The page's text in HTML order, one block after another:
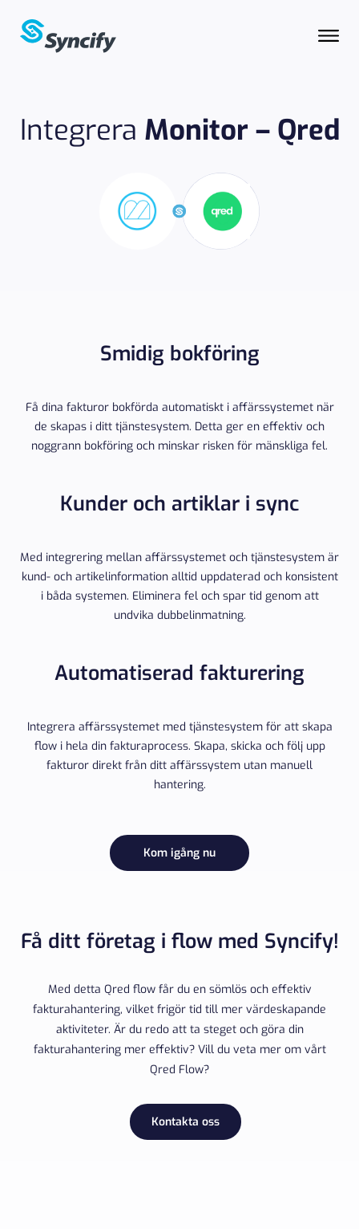
Integrera Monitor – Qred
Smidig bokföring
Få dina fakturor bokförda automatiskt i affärssystemet när
de skapas i ditt tjänstesystem. Detta ger en effektiv och
noggrann bokföring och minskar risken för mänskliga fel.
Kunder och artiklar i sync
Med integrering mellan affärssystemet och tjänstesystem är
kund- och artikelinformation alltid uppdaterad och konsistent
i båda systemen. Eliminera fel och spar tid genom att
undvika dubbelinmatning.
Automatiserad fakturering
Integrera affärssystemet med tjänstesystem för att skapa
flow i hela din fakturaprocess. Skapa, skicka och följ upp
fakturor direkt från ditt affärssystem utan manuell
hantering.
Kom igång nu
Få ditt företag i flow med Syncify!
Med detta Qred flow får du en sömlös och effektiv
fakturahantering, vilket frigör tid till mer värdeskapande
aktiviteter. Är du redo att ta steget och göra din
fakturahantering mer effektiv? Vill du veta mer om vårt
Qred Flow?
Kontakta oss